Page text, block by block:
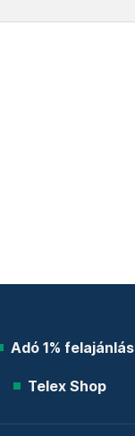
Adó 1% felajánlás
Telex Shop